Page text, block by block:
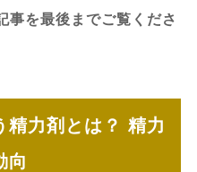
事を最後までご覧くださ
精力剤とは？ 精力
向